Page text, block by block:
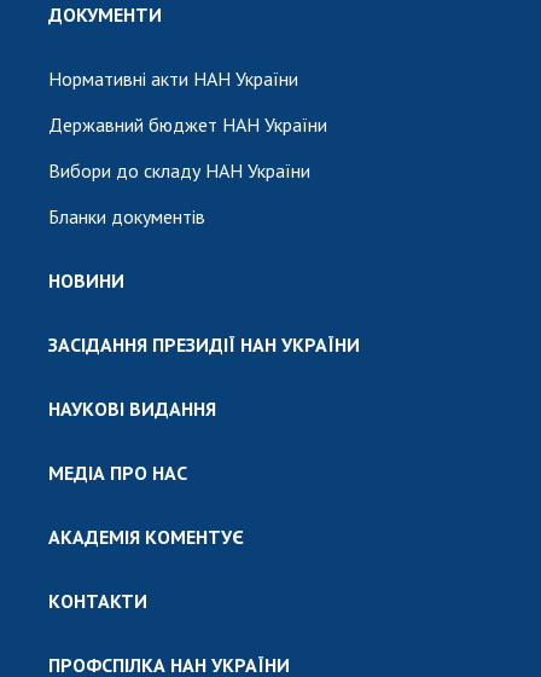
ДОКУМЕНТИ
Нормативні акти НАН України
Державний бюджет НАН України
Вибори до складу НАН України
Бланки документів
НОВИНИ
ЗАСІДАННЯ ПРЕЗИДІЇ НАН УКРАЇНИ
НАУКОВІ ВИДАННЯ
МЕДІА ПРО НАС
АКАДЕМІЯ КОМЕНТУЄ
КОНТАКТИ
ПРОФСПІЛКА НАН УКРАЇНИ